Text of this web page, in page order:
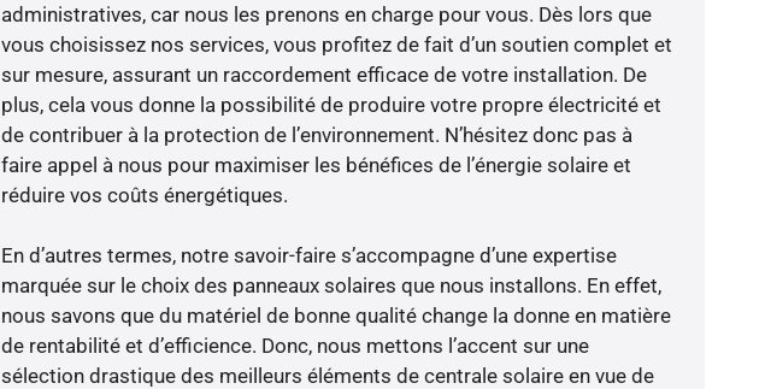
administratives, car nous les prenons en charge pour vous. Dès lors que
vous choisissez nos services, vous profitez de fait d’un soutien complet et
sur mesure, assurant un raccordement efficace de votre installation. De
plus, cela vous donne la possibilité de produire votre propre électricité et
de contribuer à la protection de l’environnement. N’hésitez donc pas à
faire appel à nous pour maximiser les bénéfices de l’énergie solaire et
réduire vos coûts énergétiques.
En d’autres termes, notre savoir-faire s’accompagne d’une expertise
marquée sur le choix des panneaux solaires que nous installons. En effet,
nous savons que du matériel de bonne qualité change la donne en matière
de rentabilité et d’efficience. Donc, nous mettons l’accent sur une
sélection drastique des meilleurs éléments de centrale solaire en vue de